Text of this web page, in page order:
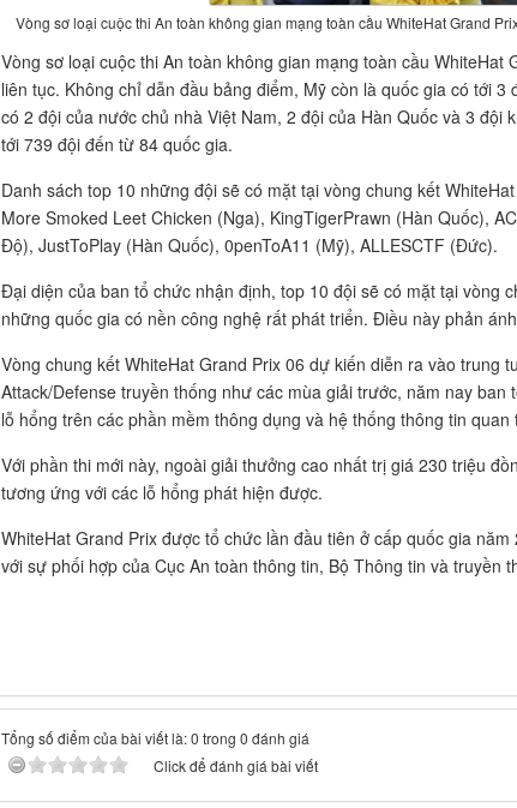
Vòng sơ loại cuộc thi An toàn không gian mạng toàn cầu WhiteHat Grand
Vòng sơ loại cuộc thi An toàn không gian mạng toàn cầu
liên tục. Không chỉ dẫn đầu bảng điểm, Mỹ còn là quốc gia có tới
có 2 đội của nước chủ nhà Việt Nam, 2 đội của Hàn Quốc và 3
tới 739 đội đến từ 84 quốc gia.
Danh sách top 10 những đội sẽ có mặt tại vòng chung kết
More Smoked Leet Chicken (Nga), KingTigerPrawn (Hàn Quốc),
Độ), JustToPlay (Hàn Quốc), 0penToA11 (Mỹ), ALLESCTF (Đức).
Đại diện của ban tổ chức nhận định, top 10 đội sẽ có mặt tại
những quốc gia có nền công nghệ rất phát triển. Điều này phản
Vòng chung kết WhiteHat Grand Prix 06 dự kiến diễn ra vào trung
Attack/Defense truyền thống như các mùa giải trước, năm nay
lỗ hổng trên các phần mềm thông dụng và hệ thống thông tin quan
Với phần thi mới này, ngoài giải thưởng cao nhất trị giá 230 triệu
tương ứng với các lỗ hổng phát hiện được.
WhiteHat Grand Prix được tổ chức lần đầu tiên ở cấp quốc gia
với sự phối hợp của Cục An toàn thông tin, Bộ Thông tin và truyền
Tổng số điểm của bài viết là: 0 trong 0 đánh giá
Click để đánh giá bài viết